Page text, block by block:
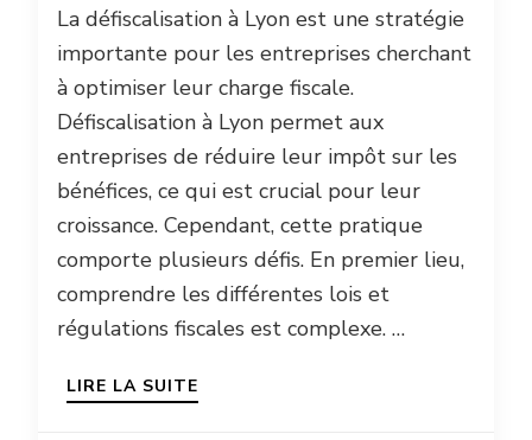
La défiscalisation à Lyon est une stratégie
importante pour les entreprises cherchant
à optimiser leur charge fiscale.
Défiscalisation à Lyon permet aux
entreprises de réduire leur impôt sur les
bénéfices, ce qui est crucial pour leur
croissance. Cependant, cette pratique
comporte plusieurs défis. En premier lieu,
comprendre les différentes lois et
régulations fiscales est complexe. …
LIRE LA SUITE